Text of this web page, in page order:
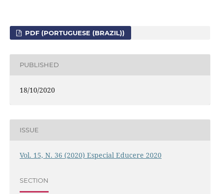
PDF (PORTUGUESE (BRAZIL))
PUBLISHED
18/10/2020
ISSUE
Vol. 15, N. 36 (2020) Especial Educere 2020
SECTION